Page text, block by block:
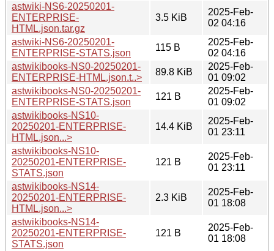
astwiki-NS6-20250201-
ENTERPRISE-
HTML.json.tar.gz
3.5 KiB
2025-Feb-
02 04:16
astwiki-NS6-20250201-
ENTERPRISE-STATS.json
115 B
2025-Feb-
02 04:16
astwikibooks-NS0-20250201-
ENTERPRISE-HTML.json.t..>
89.8 KiB
2025-Feb-
01 09:02
astwikibooks-NS0-20250201-
ENTERPRISE-STATS.json
121 B
2025-Feb-
01 09:02
astwikibooks-NS10-
20250201-ENTERPRISE-
HTML.json...>
14.4 KiB
2025-Feb-
01 23:11
astwikibooks-NS10-
20250201-ENTERPRISE-
STATS.json
121 B
2025-Feb-
01 23:11
astwikibooks-NS14-
20250201-ENTERPRISE-
HTML.json...>
2.3 KiB
2025-Feb-
01 18:08
astwikibooks-NS14-
20250201-ENTERPRISE-
STATS.json
121 B
2025-Feb-
01 18:08